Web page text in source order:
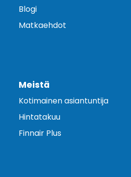
Blogi
Matkaehdot
Meistä
Kotimainen asiantuntija
Hintatakuu
Finnair Plus